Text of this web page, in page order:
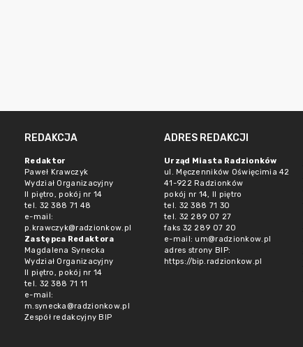
REDAKCJA
Redaktor
Paweł Krawczyk
Wydział Organizacyjny
II piętro, pokój nr 14
tel. 32 388 71 48
e-mail:
p.krawczyk@radzionkow.pl
Zastępca Redaktora
Magdalena Synecka
Wydział Organizacyjny
II piętro, pokój nr 14
tel. 32 388 71 11
e-mail:
m.synecka@radzionkow.pl
Zespół redakcyjny BIP
ADRES REDAKCJI
Urząd Miasta Radzionków
ul. Męczenników Oświęcimia 42
41-922 Radzionków
pokój nr 14, II piętro
tel. 32 388 71 30
tel. 32 289 07 27
faks 32 289 07 20
e-mail: um@radzionkow.pl
adres strony BIP:
https://bip.radzionkow.pl